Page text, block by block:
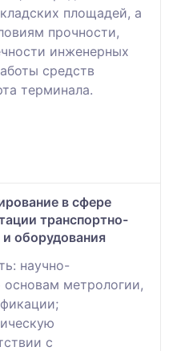
площадей, а
прочности,
инженерных
средств
терминала.
в сфере
транспортно-
оборудования
научно-
основам метрологии,
с